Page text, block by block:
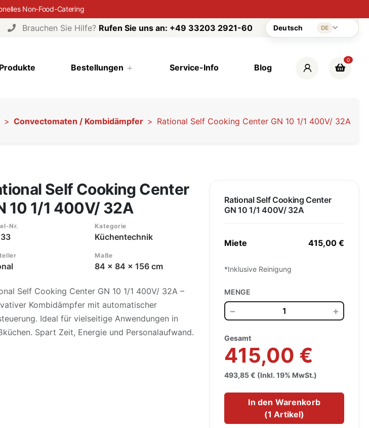
Non-Food-Catering
Brauchen Sie Hilfe? Rufen Sie uns an: +49 33203 2921-60 Deutsch DE
Produkte Bestellungen Service-Info Blog
0
Convectomaten / Kombidämpfer Rational Self Cooking Center GN 10 1/1 400V/ 32A
Self Cooking Center
10 1/1 400V/ 32A
Nr. Kategorie
Küchentechnik
Maße
84 x 84 x 156 cm
Self Cooking Center GN 10 1/1 400V/ 32A –
Kombidämpfer mit automatischer
Ideal für vielseitige Anwendungen in
Spart Zeit, Energie und Personalaufwand.
Rational Self Cooking Center
GN 10 1/1 400V/ 32A
Miete 415,00 €
*Inklusive Reinigung
MENGE
− +
Gesamt
415,00 €
493,85 € (Inkl. 19% MwSt.)
In den Warenkorb
(1 Artikel)